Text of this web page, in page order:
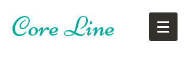
Core Line